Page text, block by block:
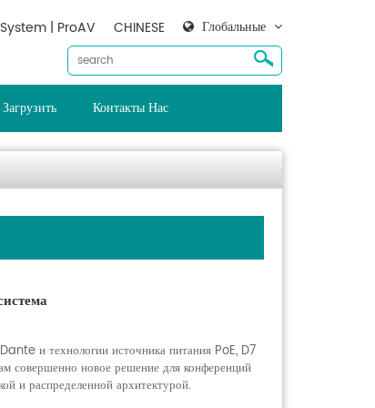
Глобальные
CHINESE
| ProAV
Загрузить Контакты Нас
и технологии источника питания PoE, D7
новое решение для конференций
и распределенной архитектурой.